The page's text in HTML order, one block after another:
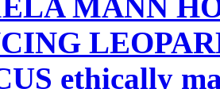
ethically